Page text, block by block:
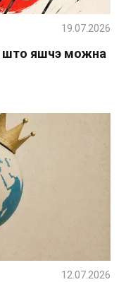
што яшчэ можна
19.07.2026
12.07.2026